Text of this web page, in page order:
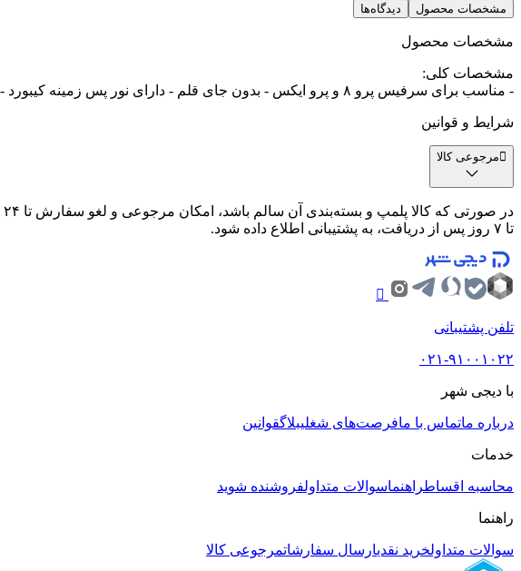
مشخصات محصول دیدگاه‌ها
مشخصات محصول
مشخصات کلی:
- مناسب برای سرفیس پرو ۸ و پرو ایکس - بدون جای قلم - دارای نور پس زمینه کیبورد - دکمه ها: کلیدهای QWERTY، دکمه های Function، دکمه اختصاصی ویندوز - زبان دکمه های کیبورد: English/Arabic
شرایط و قوانین
مرجوعی کالا
تا ۷ روز پس از دریافت، به پشتیبانی اطلاع داده شود.
تلفن پشتیبانی
۰۲۱-۹۱۰۰۱۰۲۲
با دیجی شهر
درباره ماتماس با مافرصت‌های شغلیبلاگقوانین
خدمات
محاسبه اقساطراهنماسوالات متداولفروشنده شوید
راهنما
سوالات متداولخرید نقدیارسال سفارشاتمرجوعی کالا